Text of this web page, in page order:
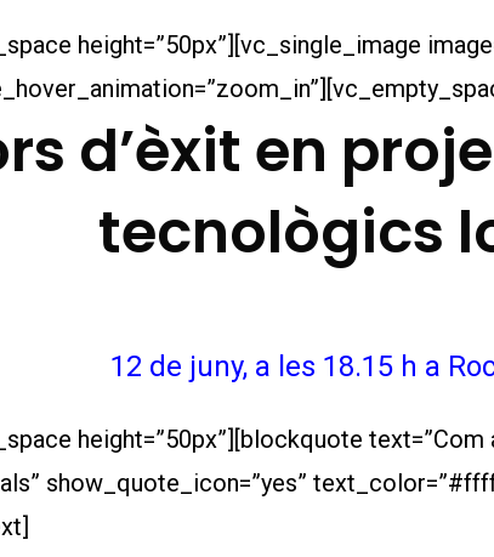
height=”50px”][vc_single_image
d’èxit en
tecnològics
12 de juny, a les 18.15 h a
height=”50px”][blockquote
show_quote_icon=”yes”